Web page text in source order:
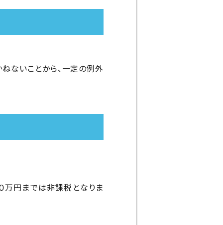
ないことから、一定の例外
万円までは非課税となりま